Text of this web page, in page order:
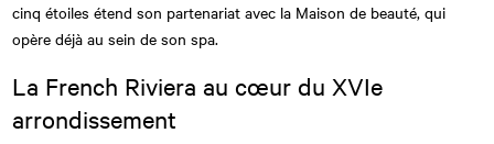
cinq étoiles étend son partenariat avec la Maison de beauté, qui
opère déjà au sein de son spa.
La French Riviera au cœur du XVIe
arrondissement